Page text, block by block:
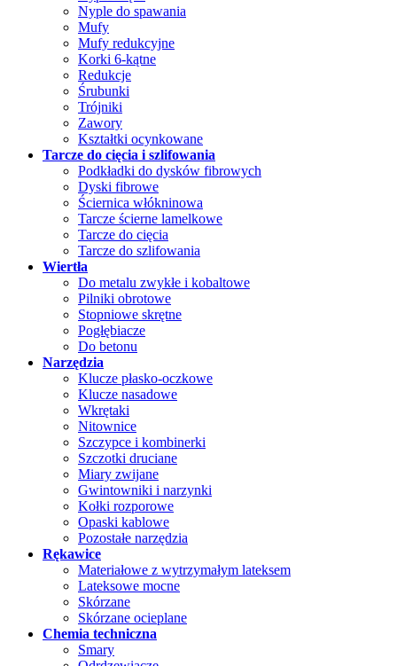
Nyple do spawania
Mufy
Mufy redukcyjne
Korki 6-kątne
Redukcje
Śrubunki
Trójniki
Zawory
Kształtki ocynkowane
Tarcze do cięcia i szlifowania
Podkładki do dysków fibrowych
Dyski fibrowe
Ściernica włókninowa
Tarcze ścierne lamelkowe
Tarcze do cięcia
Tarcze do szlifowania
Wiertła
Do metalu zwykłe i kobaltowe
Pilniki obrotowe
Stopniowe skrętne
Pogłębiacze
Do betonu
Narzędzia
Klucze płasko-oczkowe
Klucze nasadowe
Wkrętaki
Nitownice
Szczypce i kombinerki
Szczotki druciane
Miary zwijane
Gwintowniki i narzynki
Kołki rozporowe
Opaski kablowe
Pozostałe narzędzia
Rękawice
Materiałowe z wytrzymałym lateksem
Lateksowe mocne
Skórzane
Skórzane ocieplane
Chemia techniczna
Smary